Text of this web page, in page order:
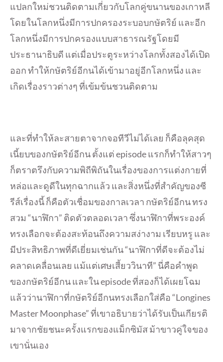
แปลกใหม่ชวนติดตามเกี่ยวกับโลกคู่ขนานของเกาหลี
โดยในโลกหนึ่งมีการปกครองระบอบกษัตริย์ และอีก
โลกหนึ่งมีการปกครองแบบสาธารณรัฐโดยมี
ประธานาธิบดี แต่เมื่อประตูระหว่างโลกทั้งสองได้เปิด
ออก ทำให้กษัตริย์อีกนได้เข้ามาอยู่อีกโลกหนึ่ง และ
เกิดเรื่องราวต่างๆ ที่เข้มข้นชวนติดตาม
และที่ทำให้ละสายตาจากจอทีวีไม่ได้เลย ก็คือลุคสุด
เนี้ยบของกษัตริย์อีกน ตั้งแต่ episode แรกก็ทำให้สาวๆ
ก็ตราตรึงกับความพิถีพิถันในเรื่องของการแต่งกายที่
หล่อและดูดีในทุกฉากแล้ว และสิ่งหนึ่งที่สำคัญของซี
รีส์เรื่องนี้ ก็คือตัวเชื่อมของกาลเวลา กษัตริย์อีกน ทรง
สวม “นาฬิกา” ติดตัวตลอดเวลา ซึ่งนาฬิกาที่พระองค์
ทรงเลือกจะต้องสะท้อนถึงความสง่างาม เรียบหรู และ
มีประสิทธิภาพที่ดีเยี่ยมเช่นกัน “นาฬิกาที่ดีจะต้องไม่
คลาดเคลื่อนเลย แม้แต่เศษเสี้ยววินาที” นี่คือคำพูด
ของกษัตริย์อีกน และใน episode ที่สองก็ได้เผยโฉม
แล้วว่านาฬิกาที่กษัตริย์อีกนทรงเลือกใส่คือ “Longines
Master Moonphase” ที่เขาอธิบายว่าได้รับเป็นเกียรติ
มาจากชัยชนะครั้งแรกของแม็กซิมัส ม้าขาวคู่ใจของ
เขานั่นเอง